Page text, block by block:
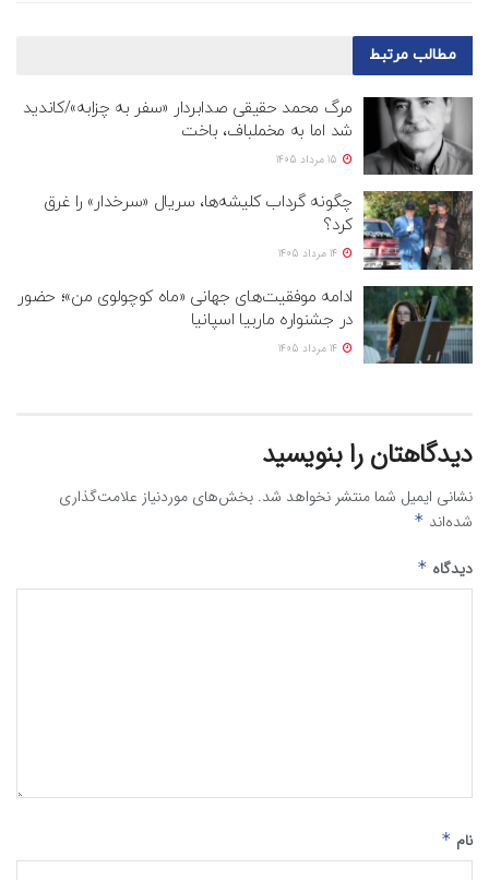
مطالب مرتبط
مرگ محمد حقیقی صدابردار «سفر به چزابه»/کاندید
شد اما به مخملباف، باخت
چگونه گرداب کلیشه‌ها، سریال «سرخدار» را غرق
کرد؟
ادامه موفقیت‌های جهانی «ماه کوچولوی من»؛ حضور
در جشنواره ماربیا اسپانیا
دیدگاهتان را بنویسید
نشانی ایمیل شما منتشر نخواهد شد. بخش‌های موردنیاز علامت‌گذاری
شده‌اند *
دیدگاه *
نام *